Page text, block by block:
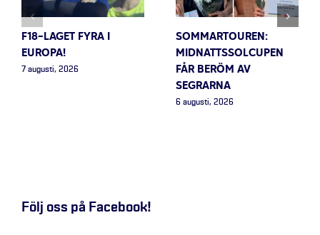
F18-LAGET FYRA I
EUROPA!
7 augusti, 2026
SOMMARTOUREN:
MIDNATTSSOLCUPEN
FÅR BERÖM AV
SEGRARNA
6 augusti, 2026
Följ oss på Facebook!